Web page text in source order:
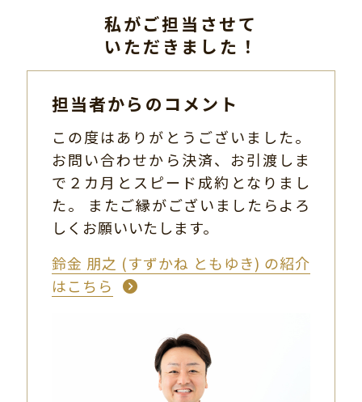
私がご担当させて
いただきました！
担当者からのコメント
この度はありがとうございました。
お問い合わせから決済、お引渡しま
で２カ月とスピード成約となりまし
た。 またご縁がございましたらよろ
しくお願いいたします。
鈴金 朋之 (すずかね ともゆき) の紹介
はこちら